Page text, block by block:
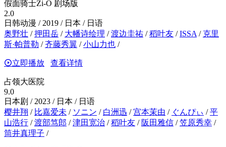
假面骑士Zi-O 剧场版
2.0
日韩动漫 / 2019 / 日本 / 日语
奥野壮 /押田岳 / 大幡诗绘理 /渡边圭祐 /稻叶友 /ISSA / 克里
斯·帕普勒 /齐藤秀翼 /小山力也 /
立即播放 查看详情
占领大医院
9.0
日本剧 / 2023 / 日本 / 日语
樱井翔 / 比嘉爱未 / ソニン / 白洲迅 /宫本茉由 / ぐんぴぃ /平
山浩行 /渡部笃郎 /津田宽治 /稻叶友 / 阪田雅信 /笠原秀幸 /
筒井真理子 /